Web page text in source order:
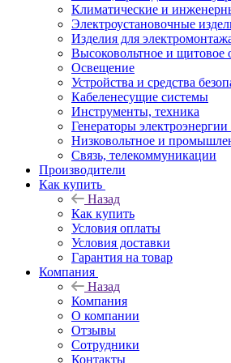
Климатические и
Электроустановочные
Изделия для
Высоковольтное и щитовое
Освещение
Устройства и средства
Кабеленесущие системы
Инструменты, техника
Генераторы
Низковольтное и
Связь, телекоммуникации
Производители
Как купить
Назад
Как купить
Условия оплаты
Условия доставки
Гарантия на товар
Компания
Назад
Компания
О компании
Отзывы
Сотрудники
Контакты